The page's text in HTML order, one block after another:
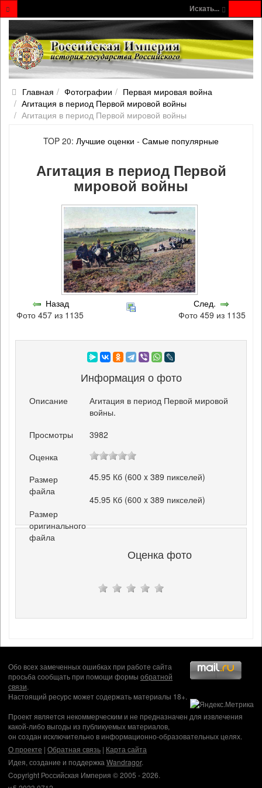
Искать...
Главная Фотографии
Первая мировая война
Агитация в период Первой мировой войны
Агитация в период Первой мировой войны
TOP 20: Лучшие оценки - Самые популярные
Агитация в период Первой
мировой войны
Назад
Фото 457 из 1135
След.
Фото 459 из 1135
Информация о фото
Описание
Агитация в период Первой мировой
войны.
Просмотры
3982
Оценка
Размер
файла
45.95 Кб (600 x 389 пикселей)
Размер
оригинального
файла
45.95 Кб (600 x 389 пикселей)
Оценка фото
Обо всех замеченных ошибках при работе сайта
просьба сообщать при помощи формы обратной
связи.
Настоящий ресурс может содержать материалы 18+.
Проект является некоммерческим и не предназначен для извлечения
какой-либо выгоды из публикуемых материалов,
он создан исключительно в информационно-образовательных целях.
О проекте | Обратная связь | Карта сайта
Идея, создание и поддержка Wandragor.
Copyright Российская Империя © 2005 - 2026.